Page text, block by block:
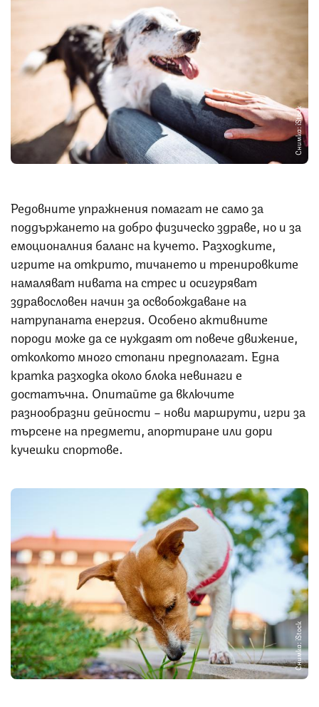
Снимка: iStock
Редовните упражнения помагат не само за
поддържането на добро физическо здраве, но и за
емоционалния баланс на кучето. Разходките,
игрите на открито, тичането и тренировките
намаляват нивата на стрес и осигуряват
здравословен начин за освобождаване на
натрупаната енергия. Особено активните
породи може да се нуждаят от повече движение,
отколкото много стопани предполагат. Една
кратка разходка около блока невинаги е
достатъчна. Опитайте да включите
разнообразни дейности – нови маршрути, игри за
търсене на предмети, апортиране или дори
кучешки спортове.
Снимка: iStock